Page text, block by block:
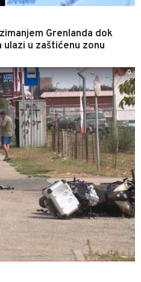
Grenlanda dok
u zaštićenu zonu
0